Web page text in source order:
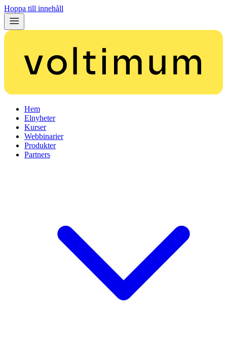
Hoppa till innehåll
Hem
Elnyheter
Kurser
Webbinarier
Produkter
Partners